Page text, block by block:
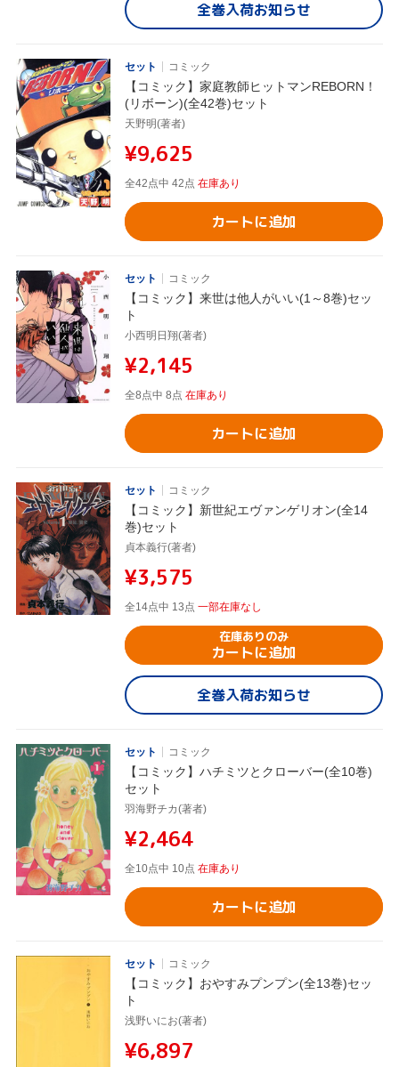
全巻入荷お知らせ
セット コミック
【コミック】家庭教師ヒットマンREBORN！
(リボーン)(全42巻)セット
天野明(著者)
¥9,625
全42点中 42点 在庫あり
カートに追加
セット コミック
【コミック】来世は他人がいい(1～8巻)セッ
ト
小西明日翔(著者)
¥2,145
全8点中 8点 在庫あり
カートに追加
セット コミック
【コミック】新世紀エヴァンゲリオン(全14
巻)セット
貞本義行(著者)
¥3,575
全14点中 13点 一部在庫なし
在庫ありのみ
カートに追加
全巻入荷お知らせ
セット コミック
【コミック】ハチミツとクローバー(全10巻)
セット
羽海野チカ(著者)
¥2,464
全10点中 10点 在庫あり
カートに追加
セット コミック
【コミック】おやすみプンプン(全13巻)セッ
ト
浅野いにお(著者)
¥6,897